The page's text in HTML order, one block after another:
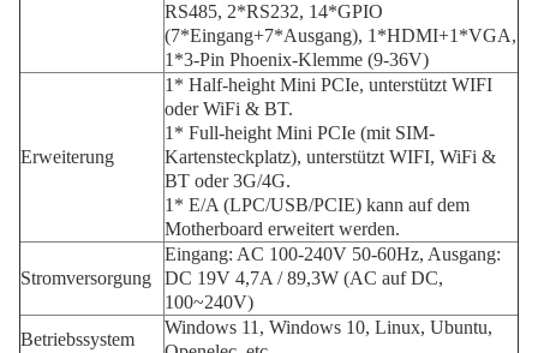
RS485, 2*RS232, 14*GPIO
(7*Eingang+7*Ausgang), 1*HDMI+1*VGA,
1*3-Pin Phoenix-Klemme (9-36V)
Erweiterung
1* Half-height Mini PCIe, unterstützt WIFI
oder WiFi & BT.
1* Full-height Mini PCIe (mit SIM-
Kartensteckplatz), unterstützt WIFI, WiFi &
BT oder 3G/4G.
1* E/A (LPC/USB/PCIE) kann auf dem
Motherboard erweitert werden.
Stromversorgung
Eingang: AC 100-240V 50-60Hz, Ausgang:
DC 19V 4,7A / 89,3W (AC auf DC,
100~240V)
Betriebssystem
Windows 11, Windows 10, Linux, Ubuntu,